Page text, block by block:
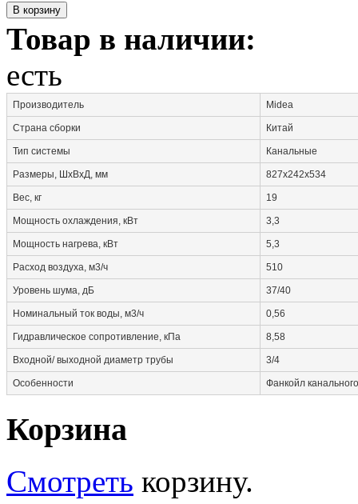
Товар в наличии:
есть
Производитель Midea
Страна сборки Китай
Тип системы Канальные
Размеры, ШxВxД, мм 827x242x534
Вес, кг 19
Мощность охлаждения, кВт 3,3
Мощность нагрева, кВт 5,3
Расход воздуха, м3/ч 510
Уровень шума, дБ 37/40
Номинальный ток воды, м3/ч 0,56
Гидравлическое сопротивление, кПа 8,58
Входной/ выходной диаметр трубы 3/4
Особенности Фанкойл
Корзина
Смотреть корзину.